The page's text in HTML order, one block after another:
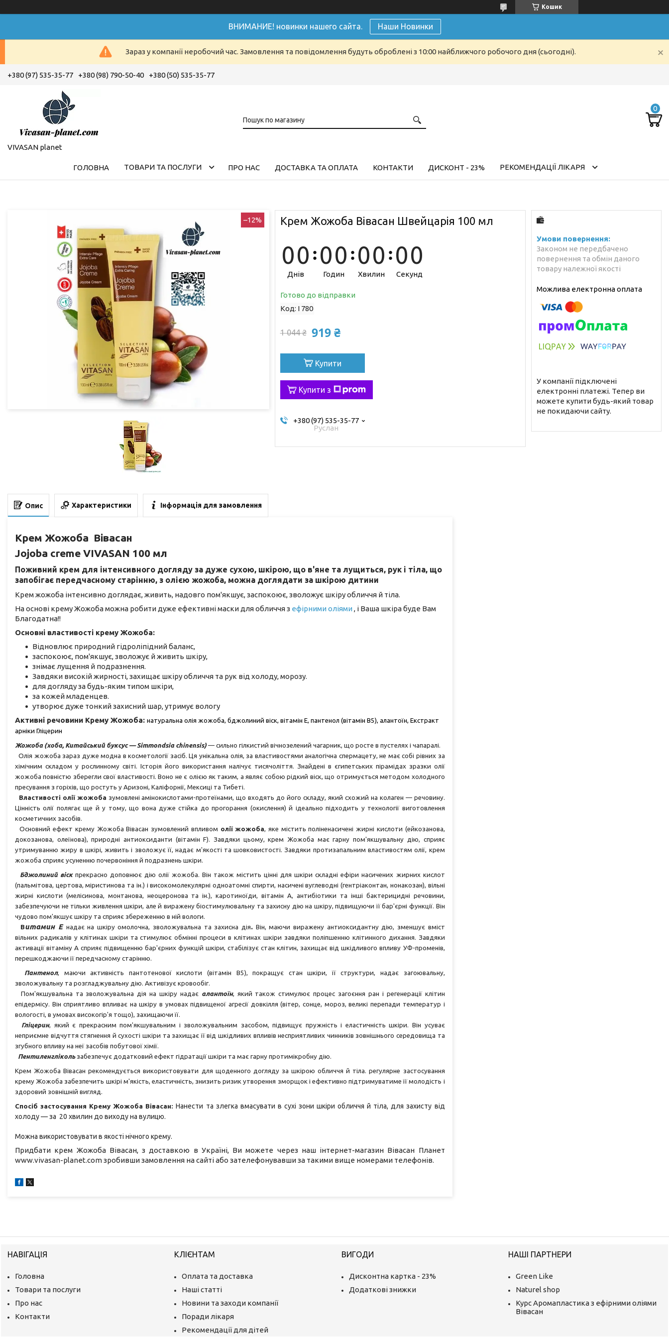
Кошик
ВНИМАНИЕ! новинки нашего сайта. Наши Новинки
Зараз у компанії неробочий час. Замовлення та повідомлення будуть оброблені з 10:00 найближчого робочого дня (сьогодні).
+380 (97) 535-35-77 +380 (98) 790-50-40 +380 (50) 535-35-77
VIVASAN planet
ГОЛОВНА ТОВАРИ ТА ПОСЛУГИ ПРО НАС ДОСТАВКА ТА ОПЛАТА КОНТАКТИ ДИСКОНТ - 23% РЕКОМЕНДАЦІЇ ЛІКАРЯ
–12% Крем Жожоба Вівасан Швейцарія 100 мл
00
Днів
00
Годин
00
Хвилин
00
Секунд
Готово до відправки
Код: I 780
1 044 ₴ 919 ₴
Купити
Купити з
+380 (97) 535-35-77
Руслан
Законом не передбачено
повернення та обмін даного
товару належної якості
У компанії підключені
електронні платежі. Тепер ви
можете купити будь-який товар
не покидаючи сайту.
Опис Характеристики Інформація для замовлення
Крем Жожоба Вівасан
Jojoba creme VIVASAN 100 мл
Поживний крем для інтенсивного догляду за дуже сухою, шкірою, що в'яне та лущиться, рук і тіла, що
запобігає передчасному старінню, з олією жожоба, можна доглядати за шкірою дитини
Крем жожоба інтенсивно доглядає, живить, надовго пом'якшує, заспокоює, зволожує шкіру обличчя й тіла.
На основі крему Жожоба можна робити дуже ефективні маски для обличчя з ефірними оліями, і Ваша шкіра буде Вам
Благодатна!!
Основні властивості крему Жожоба:
Відновлює природний гідроліпідний баланс,
заспокоює, пом'якшує, зволожує й живить шкіру,
знімає лущення й подразнення.
Завдяки високій жирності, захищає шкіру обличчя та рук від холоду, морозу.
для догляду за будь-яким типом шкіри,
за кожей младенцев.
утворює дуже тонкий захисний шар, утримує вологу
Активні речовини Крему Жожоба: натуральна олія жожоба, бджолиний віск, вітамін Е, пантенол (вітамін В5), алантоїн, Екстракт
арніки Гліцерин
Жожоба (хоба, Китайський буксус — Simmondsia chinensis) — сильно гілкистий вічнозелений чагарник, що росте в пустелях і чапаралі.
Олія жожоба зараз дуже модна в косметології засіб. Ця унікальна олія, за властивостями аналогічна спермацету, не має собі рівних за
хімічним складом у рослинному світі. Історія його використання налічує тисячоліття. Знайдені в єгипетських пірамідах зразки олії
жожоба повністю зберегли свої властивості. Воно не є олією як таким, а являє собою рідкий віск, що отримується методом холодного
пресування з горіхів, що ростуть у Аризоні, Каліфорнії, Мексиці та Тибеті.
Властивості олії жожоба зумовлені амінокислотами-протеїнами, що входять до його складу, який схожий на колаген — речовину.
Цінність олії полягає ще й у тому, що вона дуже стійка до прогорання (окислення) й ідеально підходить у технології виготовлення
косметичних засобів.
Основний ефект крему Жожоба Вівасан зумовлений впливом олії жожоба, яке містить поліненасичені жирні кислоти (ейкозанова,
докозанова, олеїнова), природні антиоксиданти (вітамін F). Завдяки цьому, крем Жожоба має гарну пом'якшувальну дію, сприяє
утримуванню жиру в шкірі, живить і зволожує її, надає м'якості та шовковистості. Завдяки протизапальним властивостям олії, крем
жожоба сприяє усуненню почервоніння й подразнень шкіри.
Бджолиний віскпрекрасно доповнює дію олії жожоба. Він також містить цінні для шкіри складні ефіри насичених жирних кислот
(пальмітова, цертова, міристинова та ін.) і високомолекулярні одноатомні спирти, насичені вуглеводні (гентріаконтан, нонакозан), вільні
жирні кислоти (мелісинова, монтанова, неоцеронова та ін.), каротиноїди, вітамін А, антибіотики та інші бактерицидні речовини,
забезпечуючи не тільки живлення шкіри, але й виражену біостимулювальну та захисну дію на шкіру, підвищуючи її бар'єрні функції. Він
чудово пом'якшує шкіру та сприяє збереженню в ній вологи.
Витамин Е надаєна шкіруомолочна, зволожувальна та захисна дія. Він, маючи виражену антиоксидантну дію, зменшує вміст
вільних радикалів у клітинах шкіри та стимулює обмінні процеси в клітинах шкіри завдяки поліпшенню клітинного дихання. Завдяки
активації вітаміну А сприяє підвищенню бар'єрних функцій шкіри, стабілізує стан клітин, захищає від шкідливого впливу УФ-променів,
перешкоджаючи її передчасному старінню.
Пантенол, маючи активність пантотенової кислоти (вітамін В5), покращує стан шкіри, її структури, надає загоювальну,
зволожувальну та розгладжувальну дію. Активізує кровообіг.
Пом'якшувальна та зволожувальна дія на шкіру надає алантоїн, який також стимулює процес загоєння ран і регенерації клітин
епідермісу. Він сприятливо впливає на шкіру в умовах підвищеної агресії довкілля (вітер, сонце, мороз, великі перепади температур і
вологості, в умовах високогір'я тощо), захищаючи її.
Гліцерин, який є прекрасним пом'якшувальним і зволожувальним засобом, підвищує пружність і еластичність шкіри. Він усуває
неприємне відчуття стягнення й сухості шкіри та захищає її від шкідливих впливів несприятливих чинників зовнішнього середовища та
згубного впливу на неї засобів побутової хімії.
Пентиленглікользабезпечує додатковий ефект гідратації шкіри та має гарну протимікробну дію.
Крем Жожоба Вівасан рекомендується використовувати для щоденного догляду за шкірою обличчя й тіла. регулярне застосування
крему Жожоба забезпечить шкірі м'якість, еластичність, знизить ризик утворення зморщок і ефективно підтримуватиме її молодість і
здоровий зовнішній вигляд.
Спосіб застосування Крему Жожоба Вівасан: Нанести та злегка вмасувати в сухі зони шкіри обличчя й тіла, для захисту від
холоду — за 20 хвилин до виходу на вулицю.
Можна використовувати в якості нічного крему.
Придбати крем Жожоба Вівасан, з доставкою в Україні, Ви можете через наш інтернет-магазин Вівасан Планет
www.vivasan-planet.com зробивши замовлення на сайті або зателефонувавши за такими вище номерами телефонів.
НАВІГАЦІЯ
Головна
Товари та послуги
Про нас
Контакти
КЛІЄНТАМ
Оплата та доставка
Наші статті
Новини та заходи компанії
Поради лікаря
Рекомендації для дітей
ВИГОДИ
Дисконтна картка - 23%
Додаткові знижки
НАШІ ПАРТНЕРИ
Green Like
Naturel shop
Курс Аромапластика з ефірними оліями
Вівасан